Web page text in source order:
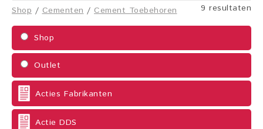
9 resultaten
Shop /Cementen/ Cement Toebehoren
Shop
Outlet
Acties Fabrikanten
Actie DDS